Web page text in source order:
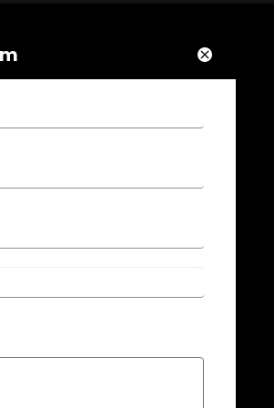

sua mensagem aqui, nós lhe
